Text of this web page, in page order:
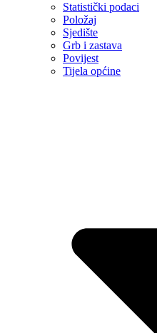
Statistički podaci
Položaj
Sjedište
Grb i zastava
Povijest
Tijela općine